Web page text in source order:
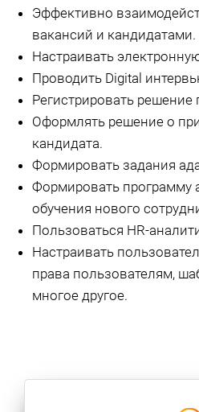
Эффективно
вакансий и кандидатами.
Настраивать
Проводить Digital
Регистрировать решение
Оформлять решение о
кандидата.
Формировать задания
Формировать программу
обучения нового
Пользоваться HR-
Настраивать
права пользователям,
многое другое.